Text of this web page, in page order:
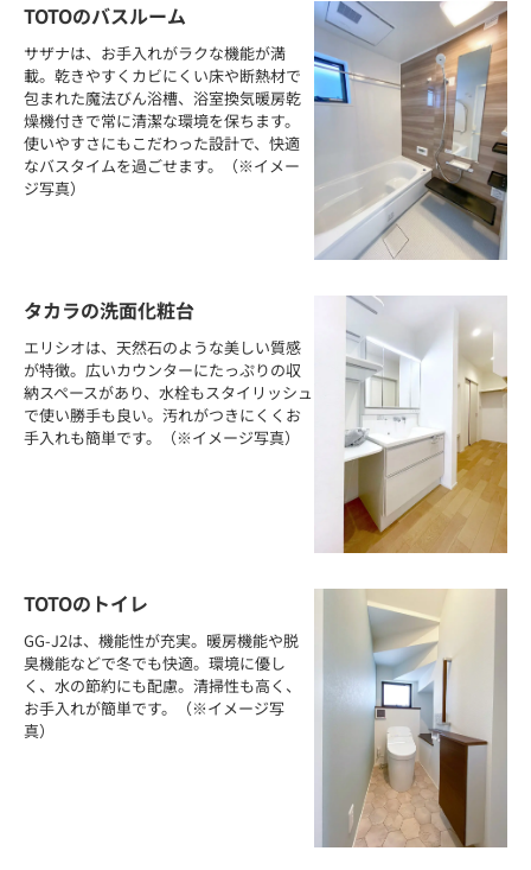
TOTOのバスルーム
サザナは、お手入れがラクな機能が満
載。乾きやすくカビにくい床や断熱材で
包まれた魔法びん浴槽、浴室換気暖房乾
燥機付きで常に清潔な環境を保ちます。
使いやすさにもこだわった設計で、快適
なバスタイムを過ごせます。（※イメー
ジ写真）
タカラの洗面化粧台
エリシオは、天然石のような美しい質感
が特徴。広いカウンターにたっぷりの収
納スペースがあり、水栓もスタイリッシュ
で使い勝手も良い。汚れがつきにくくお
手入れも簡単です。（※イメージ写真）
TOTOのトイレ
GG-J2は、機能性が充実。暖房機能や脱
臭機能などで冬でも快適。環境に優し
く、水の節約にも配慮。清掃性も高く、
お手入れが簡単です。（※イメージ写
真）